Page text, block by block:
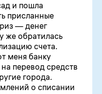
и пошла
присланные
— денег
же обратилась
счета.
меня банку
перевод средств
города.
о списании